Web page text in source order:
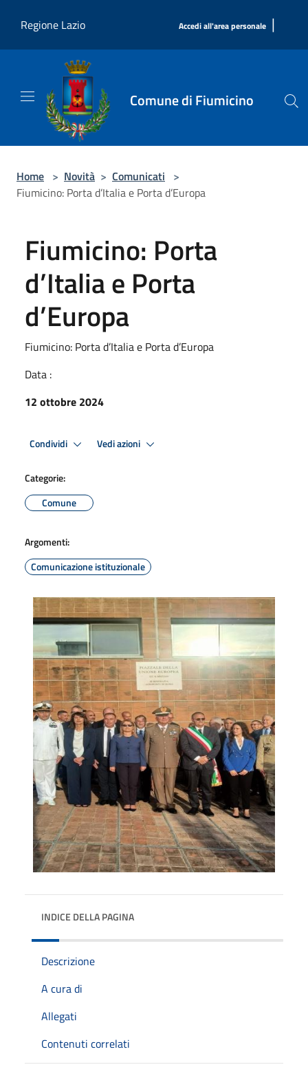
Regione Lazio
Accedi all'area personale |
Comune di Fiumicino
Home > Novità > Comunicati >
Fiumicino: Porta d’Italia e Porta d’Europa
Fiumicino: Porta
d’Italia e Porta
d’Europa
Fiumicino: Porta d’Italia e Porta d’Europa
Data :
12 ottobre 2024
Condividi Vedi azioni
Categorie:
Comune
Argomenti:
Comunicazione istituzionale
INDICE DELLA PAGINA
Descrizione
A cura di
Allegati
Contenuti correlati